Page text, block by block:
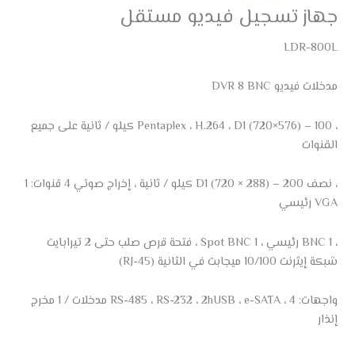
جهاز تسجيل فيديو مستقل
LDR-800L
مدخلات فيديو DVR 8 BNC
، Pentaplex ، H.264 ، D1 (720×576) – 100 كيلو / ثانية على جميع
القنوات
، نصف D1 (720 × 288) – 200 كيلو / ثانية ، إخراج صوتي 4 قنوات: 1
VGA رئيسي
، 1 BNC رئيسي ، 1 Spot BNC ، فتحة قرص صلب حتى 2 تيرابايت
شبكة إيثرنت 10/100 ميجابت في الثانية (RJ-45)
واجهات: RS-485 ، RS-232 ، 2hUSB ، e-SATA ، 4 مدخلات / 1 مخرج
إنذار